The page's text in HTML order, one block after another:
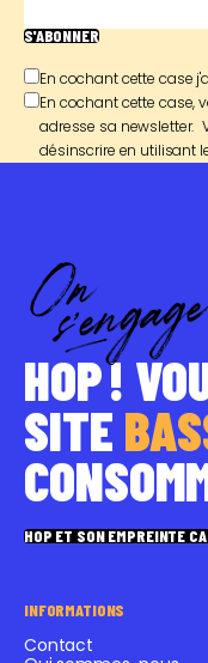
S'ABONNER
En cochant cette case
En cochant cette case,
adresse sa newsletter.
désinscrire en utilisant
HOP !
SITE
HOP ET SON EMPREINTE
INFORMATIONS
Contact